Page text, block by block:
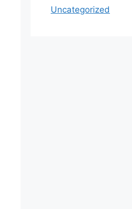
Uncategorized